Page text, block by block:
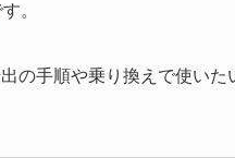
。
の手順や乗り換えで使いた